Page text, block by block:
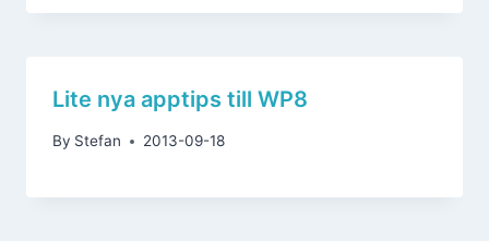
Lite nya apptips till WP8
By Stefan 2013-09-18